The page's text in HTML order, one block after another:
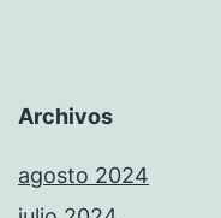
Archivos
agosto 2024